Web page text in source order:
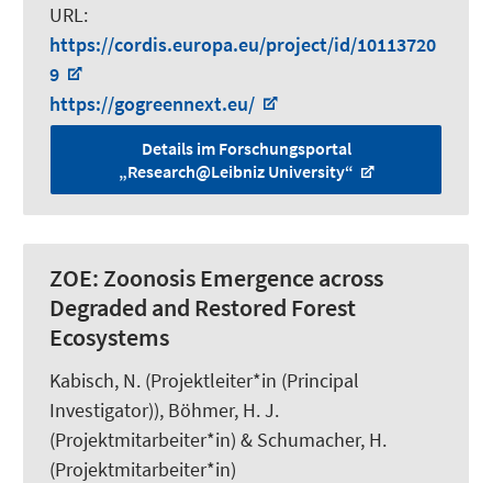
URL:
https://cordis.europa.eu/project/id/10113720
9
https://gogreennext.eu/
Details im Forschungsportal
„Research@Leibniz University“
ZOE:Zoonosis Emergence across
Degraded and Restored Forest
Ecosystems
Kabisch, N. (Projektleiter*in (Principal
Investigator)), Böhmer, H. J.
(Projektmitarbeiter*in) & Schumacher, H.
(Projektmitarbeiter*in)